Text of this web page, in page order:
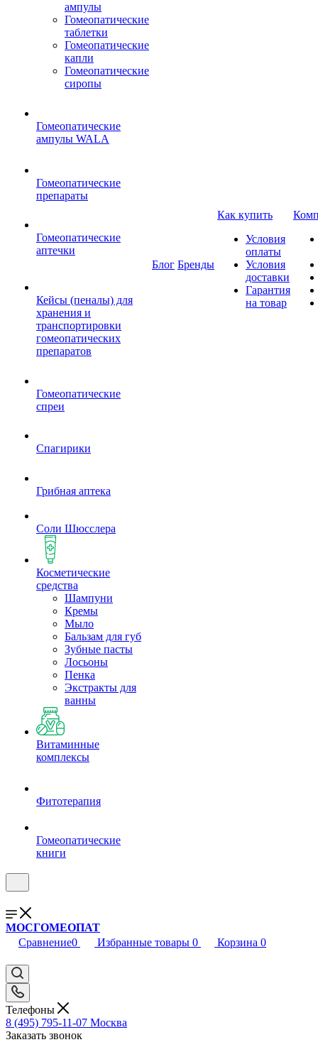
ампулы
Гомеопатические
таблетки
Гомеопатические
капли
Гомеопатические
сиропы
Гомеопатические
ампулы WALA
Гомеопатические
препараты
Гомеопатические
аптечки
Кейсы (пеналы) для
хранения и
транспортировки
гомеопатических
препаратов
Гомеопатические
спреи
Спагирики
Грибная аптека
Соли Шюсслера
Косметические
средства
Шампуни
Кремы
Мыло
Бальзам для губ
Зубные пасты
Лосьоны
Пенка
Экстракты для
ванны
Витаминные
комплексы
Фитотерапия
Гомеопатические
книги
Блог Бренды
Как купить
Условия
оплаты
Условия
доставки
Гарантия
на товар
МОСГОМЕОПАТ
Сравнение0 Избранные товары 0 Корзина 0
Телефоны
8 (495) 795-11-07 Москва
Заказать звонок